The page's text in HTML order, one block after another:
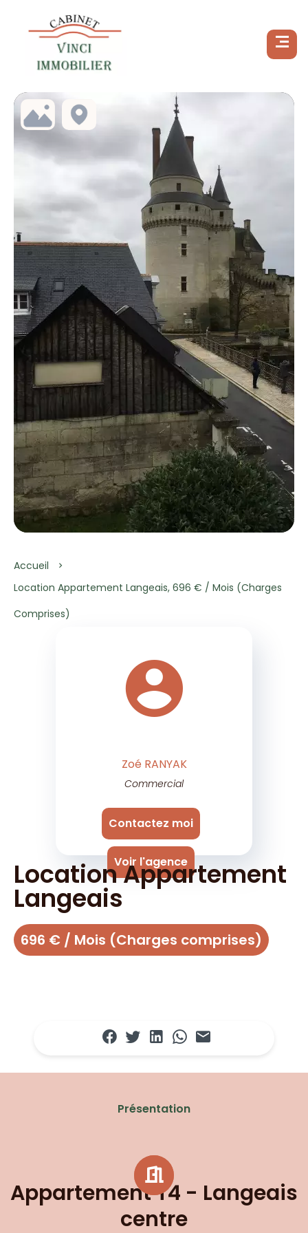
Accueil
Location Appartement Langeais, 696 € / Mois (Charges
Comprises)
Zoé RANYAK
Commercial
Contactez moi
Voir l'agence
Location Appartement
Langeais
696 € / Mois (Charges comprises)
Présentation
Appartement T4 - Langeais
centre